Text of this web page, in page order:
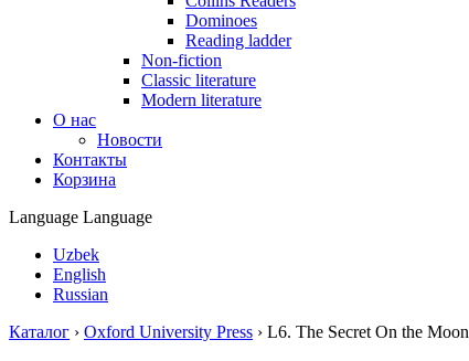
Dominoes
Reading ladder
Non-fiction
Classic literature
Modern literature
О нас
Новости
Контакты
Корзина
Language Language
Uzbek
English
Russian
Каталог › Oxford University Press › L6. The Secret On the Moon